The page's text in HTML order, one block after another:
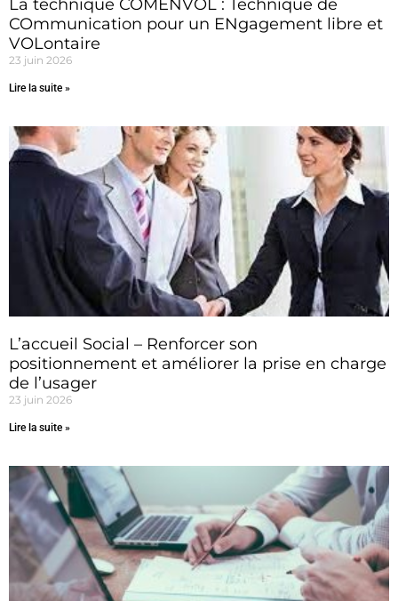
La technique COMENVOL : Technique de
COmmunication pour un ENgagement libre et
VOLontaire
23 juin 2026
Lire la suite »
L’accueil Social – Renforcer son
positionnement et améliorer la prise en charge
de l’usager
23 juin 2026
Lire la suite »